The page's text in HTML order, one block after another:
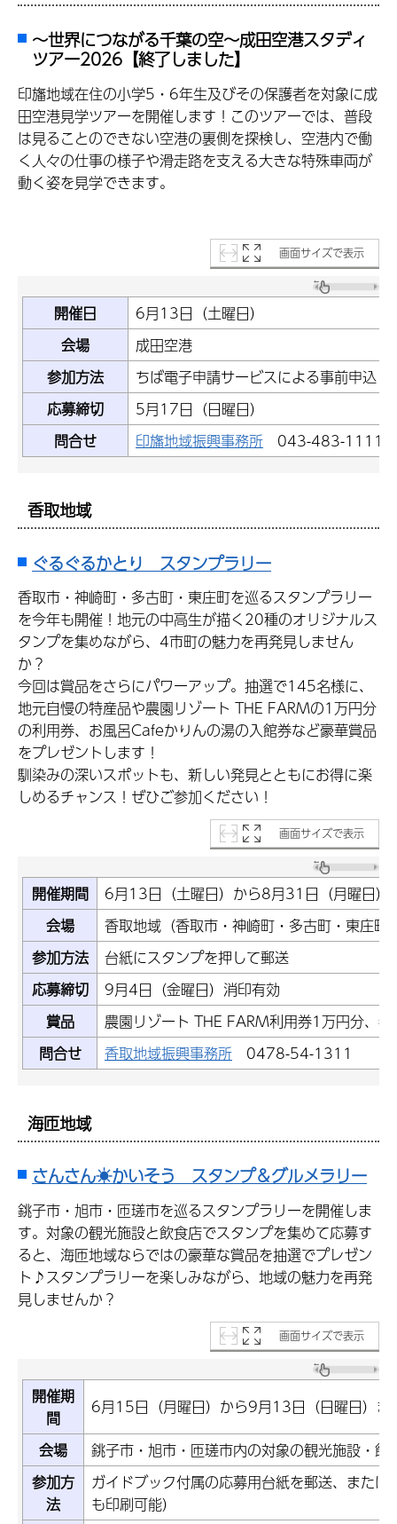
～世界につながる千葉の空～成田空港スタディ
ツアー2026【終了しました】
印旛地域在住の小学5・6年生及びその保護者を対象に成
田空港見学ツアーを開催します！このツアーでは、普段
は見ることのできない空港の裏側を探検し、空港内で働
く人々の仕事の様子や滑走路を支える大きな特殊車両が
動く姿を見学できます。
画面サイズで表示
開催日
6月13日（土曜日）
会場
成田空港
参加方法
ちば電子申請サービスによる事前申込・
応募締切
5月17日（日曜日）
問合せ
印旛地域振興事務所 043-483-1111
香取地域
ぐるぐるかとり スタンプラリー
香取市・神崎町・多古町・東庄町を巡るスタンプラリー
を今年も開催！地元の中高生が描く20種のオリジナルス
タンプを集めながら、4市町の魅力を再発見しません
か？
今回は賞品をさらにパワーアップ。抽選で145名様に、
地元自慢の特産品や農園リゾート THE FARMの1万円分
の利用券、お風呂Cafeかりんの湯の入館券など豪華賞品
をプレゼントします！
馴染みの深いスポットも、新しい発見とともにお得に楽
しめるチャンス！ぜひご参加ください！
画面サイズで表示
開催期間
6月13日（土曜日）から8月31日（月曜日）
会場
香取地域（香取市・神崎町・多古町・東庄町
参加方法
台紙にスタンプを押して郵送
応募締切
9月4日（金曜日）消印有効
賞品
農園リゾート THE FARM利用券1万円分、
問合せ
香取地域振興事務所 0478-54-1311
海匝地域
さんさん☀かいそう スタンプ＆グルメラリー
銚子市・旭市・匝瑳市を巡るスタンプラリーを開催しま
す。対象の観光施設と飲食店でスタンプを集めて応募す
ると、海匝地域ならではの豪華な賞品を抽選でプレゼン
ト♪スタンプラリーを楽しみながら、地域の魅力を再発
見しませんか？
画面サイズで表示
開催期
間
6月15日（月曜日）から9月13日（日曜日）ま
会場
銚子市・旭市・匝瑳市内の対象の観光施設・飲
参加方
法
ガイドブック付属の応募用台紙を郵送、また
も印刷可能）